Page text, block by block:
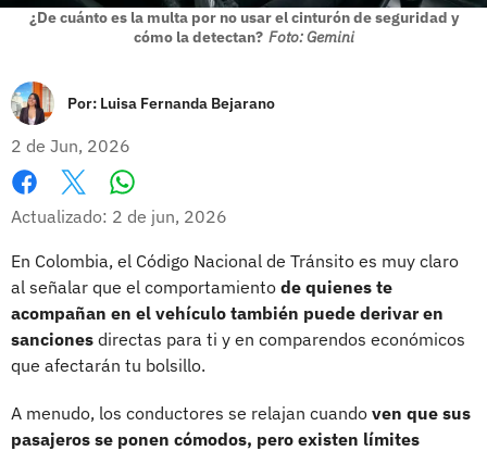
¿De cuánto es la multa por no usar el cinturón de seguridad y
cómo la detectan? Foto: Gemini
Por: Luisa Fernanda Bejarano
2 de Jun, 2026
Facebook
X
Actualizado: 2 de jun, 2026
En Colombia, el Código Nacional de Tránsito es muy claro
al señalar que el comportamiento de quienes te
acompañan en el vehículo también puede derivar en
sanciones directas para ti y en comparendos económicos
que afectarán tu bolsillo.
A menudo, los conductores se relajan cuando ven que sus
pasajeros se ponen cómodos, pero existen límites